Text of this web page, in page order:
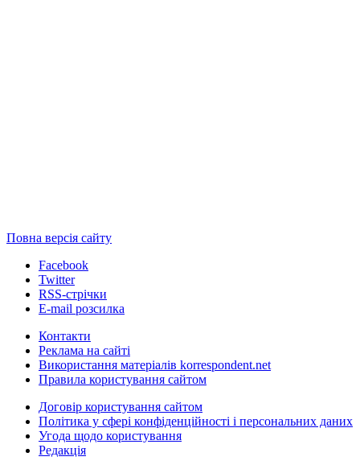
Повна версія сайту
Facebook
Twitter
RSS-стрічки
E-mail розсилка
Контакти
Реклама на сайті
Використання матеріалів korrespondent.net
Правила користування сайтом
Договір користування сайтом
Політика у сфері конфіденційності і персональних даних
Угода щодо користування
Редакція